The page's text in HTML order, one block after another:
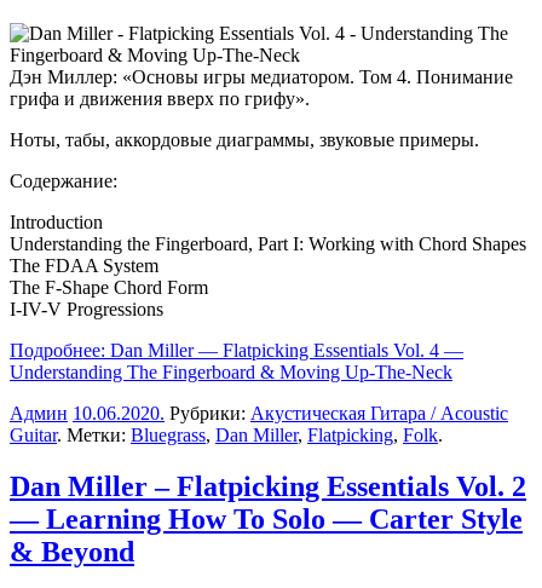
Дэн Миллер: «Основы игры медиатором. Том 4. Понимание
грифа и движения вверх по грифу».
Ноты, табы, аккордовые диаграммы, звуковые примеры.
Содержание:
Introduction
Understanding the Fingerboard, Part I: Working with Chord Shapes
The FDAA System
The F-Shape Chord Form
I-IV-V Progressions
Подробнее: Dan Miller — Flatpicking Essentials Vol. 4 —
Understanding The Fingerboard & Moving Up-The-Neck
Админ 10.06.2020. Рубрики: Акустическая Гитара / Acoustic
Guitar. Метки: Bluegrass, Dan Miller, Flatpicking, Folk.
Dan Miller – Flatpicking Essentials Vol. 2
— Learning How To Solo — Carter Style
& Beyond